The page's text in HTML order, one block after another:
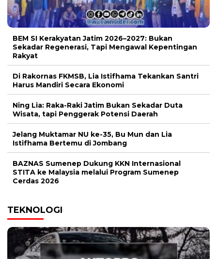
BEM SI Kerakyatan Jatim 2026–2027: Bukan
Sekadar Regenerasi, Tapi Mengawal Kepentingan
Rakyat
Di Rakornas FKMSB, Lia Istifhama Tekankan Santri
Harus Mandiri Secara Ekonomi
Ning Lia: Raka-Raki Jatim Bukan Sekadar Duta
Wisata, tapi Penggerak Potensi Daerah
Jelang Muktamar NU ke-35, Bu Mun dan Lia
Istifhama Bertemu di Jombang
BAZNAS Sumenep Dukung KKN Internasional
STITA ke Malaysia melalui Program Sumenep
Cerdas 2026
TEKNOLOGI